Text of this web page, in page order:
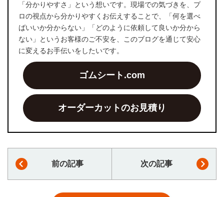
「分かりやすさ」という想いです。現場での気づきを、プ
ロの視点から分かりやすくお伝えすることで、「何を選べ
ばいいか分からない」「どのように依頼して良いか分から
ない」というお客様のご不安を、このブログを通じて安心
に変えるお手伝いをしたいです。
ゴムシート.com
オーダーカットのお見積り
前の記事 次の記事